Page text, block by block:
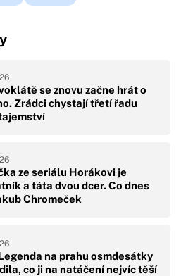
se znovu začne hrát o
Zrádci chystají třetí řadu
ze seriálu Horákovi je
a táta dvou dcer. Co dnes
Chromeček
na prahu osmdesátky
co ji na natáčení nejvíc těší